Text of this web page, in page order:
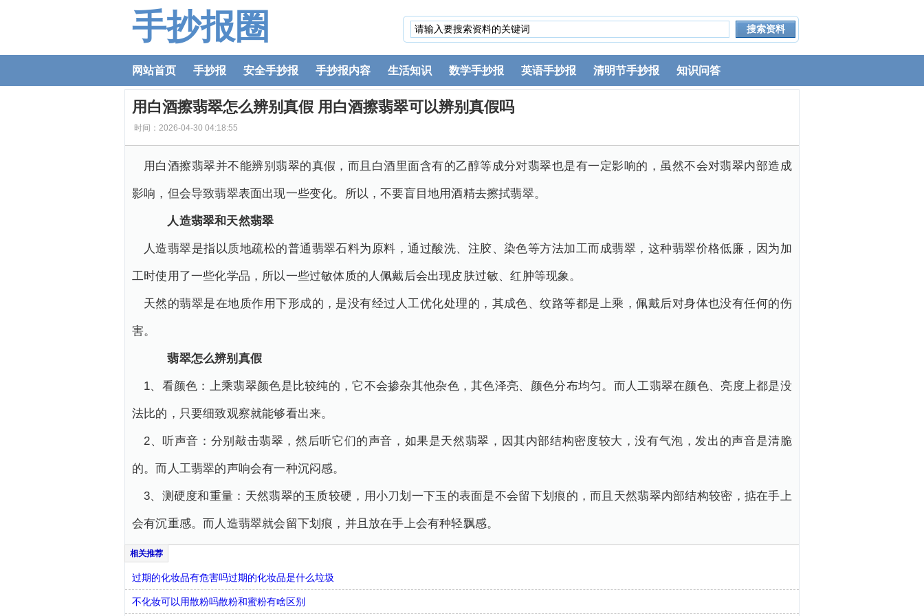
手抄报圈
网站首页 手抄报 安全手抄报 手抄报内容 生活知识 数学手抄报 英语手抄报 清明节手抄报 知识问答
用白酒擦翡翠怎么辨别真假 用白酒擦翡翠可以辨别真假吗
时间：2026-04-30 04:18:55
用白酒擦翡翠并不能辨别翡翠的真假，而且白酒里面含有的乙醇等成分对翡翠也是有一定影响的，虽然不会对翡翠内部造成
影响，但会导致翡翠表面出现一些变化。所以，不要盲目地用酒精去擦拭翡翠。
人造翡翠和天然翡翠
人造翡翠是指以质地疏松的普通翡翠石料为原料，通过酸洗、注胶、染色等方法加工而成翡翠，这种翡翠价格低廉，因为加
工时使用了一些化学品，所以一些过敏体质的人佩戴后会出现皮肤过敏、红肿等现象。
天然的翡翠是在地质作用下形成的，是没有经过人工优化处理的，其成色、纹路等都是上乘，佩戴后对身体也没有任何的伤
害。
翡翠怎么辨别真假
1、看颜色：上乘翡翠颜色是比较纯的，它不会掺杂其他杂色，其色泽亮、颜色分布均匀。而人工翡翠在颜色、亮度上都是没
法比的，只要细致观察就能够看出来。
2、听声音：分别敲击翡翠，然后听它们的声音，如果是天然翡翠，因其内部结构密度较大，没有气泡，发出的声音是清脆
的。而人工翡翠的声响会有一种沉闷感。
3、测硬度和重量：天然翡翠的玉质较硬，用小刀划一下玉的表面是不会留下划痕的，而且天然翡翠内部结构较密，掂在手上
会有沉重感。而人造翡翠就会留下划痕，并且放在手上会有种轻飘感。
过期的化妆品有危害吗过期的化妆品是什么垃圾
不化妆可以用散粉吗散粉和蜜粉有啥区别